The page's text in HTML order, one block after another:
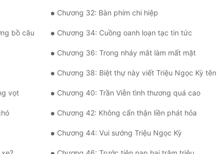
Chương 32: Bàn phím chi hiệp
bồ câu Chương 34: Cuồng oanh loạn tạc tin tức
Chương 36: Trong nháy mắt làm mất mặt
Chương 38: Biệt thự này viết Triệu Ngọc Kỳ tên
vọt Chương 40: Trần Viễn tình thương quá cao
Chương 42: Không cẩn thận liền phát hỏa
Chương 44: Vui sướng Triệu Ngọc Kỳ